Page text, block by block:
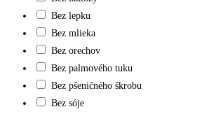
Bez lepku
Bez mlieka
Bez orechov
Bez palmového tuku
Bez pšeničného škrobu
Bez sóje